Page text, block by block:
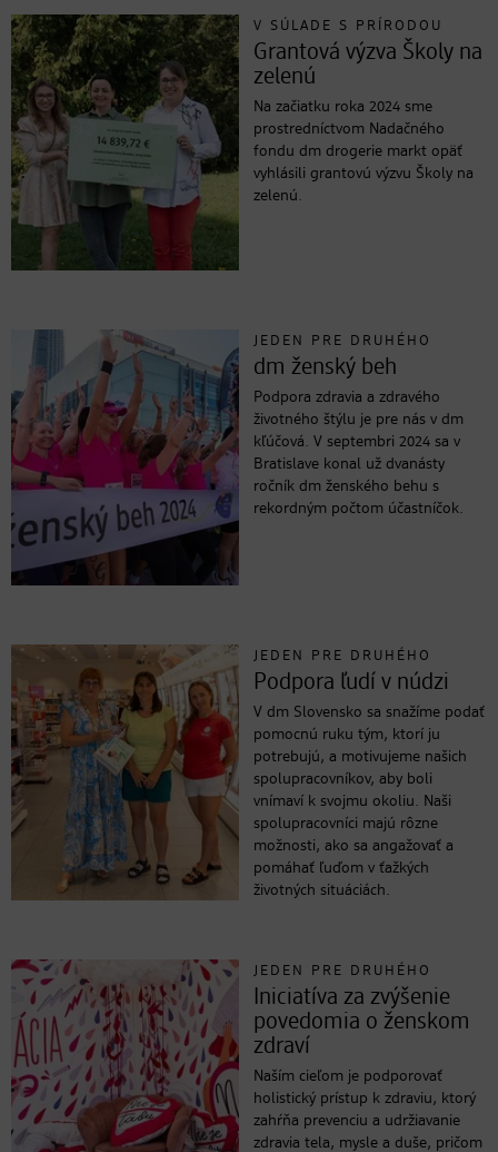
V SÚLADE S PRÍRODOU
Grantová výzva Školy na
zelenú
Na začiatku roka 2024 sme
prostredníctvom Nadačného
fondu dm drogerie markt opäť
vyhlásili grantovú výzvu Školy na
zelenú.
JEDEN PRE DRUHÉHO
dm ženský beh
Podpora zdravia a zdravého
životného štýlu je pre nás v dm
kľúčová. V septembri 2024 sa v
Bratislave konal už dvanásty
ročník dm ženského behu s
rekordným počtom účastníčok.
JEDEN PRE DRUHÉHO
Podpora ľudí v núdzi
V dm Slovensko sa snažíme podať
pomocnú ruku tým, ktorí ju
potrebujú, a motivujeme našich
spolupracovníkov, aby boli
vnímaví k svojmu okoliu. Naši
spolupracovníci majú rôzne
možnosti, ako sa angažovať a
pomáhať ľuďom v ťažkých
životných situáciách.
JEDEN PRE DRUHÉHO
Iniciatíva za zvýšenie
povedomia o ženskom
zdraví
Naším cieľom je podporovať
holistický prístup k zdraviu, ktorý
zahŕňa prevenciu a udržiavanie
zdravia tela, mysle a duše, pričom